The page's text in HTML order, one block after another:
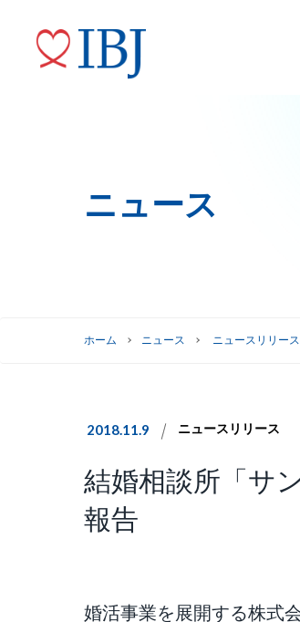
婚活サービス
代表メッセージ
ニュースリリース
株式情報
株主総会情報
トップコミットメン
ニュース
ホーム ニュース ニュースリリース
2018.11.9 ニュースリリース
結婚相談所「サ
報告
婚活事業を展開する株式